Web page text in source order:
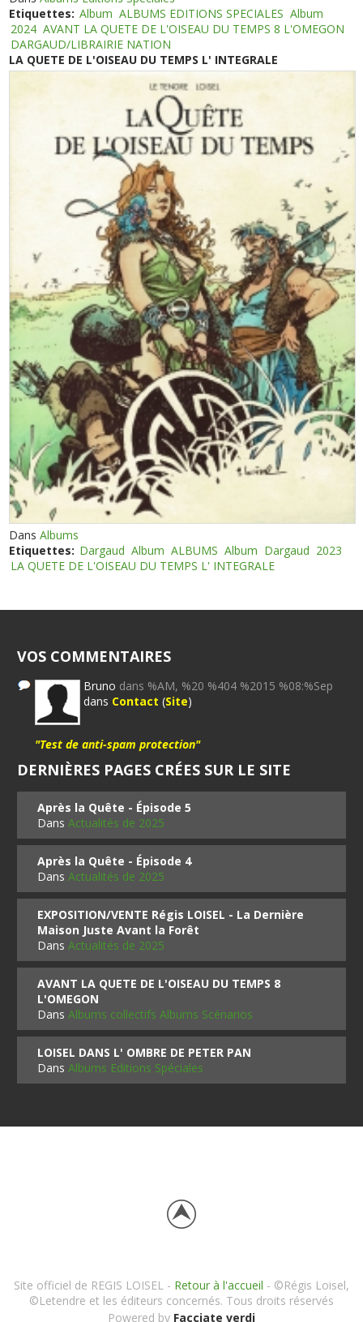
Etiquettes: Album ALBUMS EDITIONS SPECIALES Album
2024 AVANT LA QUETE DE L'OISEAU DU TEMPS 8 L'OMEGON
DARGAUD/LIBRAIRIE NATION
LA QUETE DE L'OISEAU DU TEMPS L' INTEGRALE
DansAlbums
Etiquettes: Dargaud Album ALBUMS Album Dargaud 2023
LA QUETE DE L'OISEAU DU TEMPS L' INTEGRALE
VOS COMMENTAIRES
Bruno dans %AM, %20 %404 %2015 %08:%Sep
dans Contact (Site)
"Test de anti-spam protection"
DERNIÈRES PAGES CRÉES SUR LE SITE
Après la Quête - Épisode 5
DansActualités de 2025
Après la Quête - Épisode 4
DansActualités de 2025
EXPOSITION/VENTE Régis LOISEL - La Dernière
Maison Juste Avant la Forêt
DansActualités de 2025
AVANT LA QUETE DE L'OISEAU DU TEMPS 8
L'OMEGON
DansAlbums collectifs Albums Scénarios
LOISEL DANS L' OMBRE DE PETER PAN
DansAlbums Editions Spéciales
Site officiel de REGIS LOISEL - Retour à l'accueil - ©Régis Loisel,
©Letendre et les éditeurs concernés. Tous droits réservés
Powered by Facciate verdi